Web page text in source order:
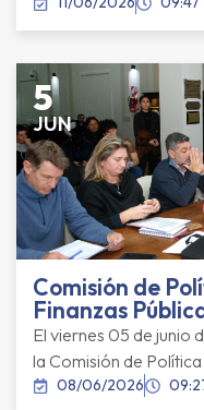
5
JUN
Comisión de
Finanzas
El viernes 05 de junio
la Comisión de
08/06/2026